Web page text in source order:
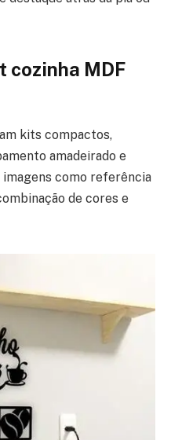
cozinha MDF
kits compactos,
amadeirado e
como referência
de cores e